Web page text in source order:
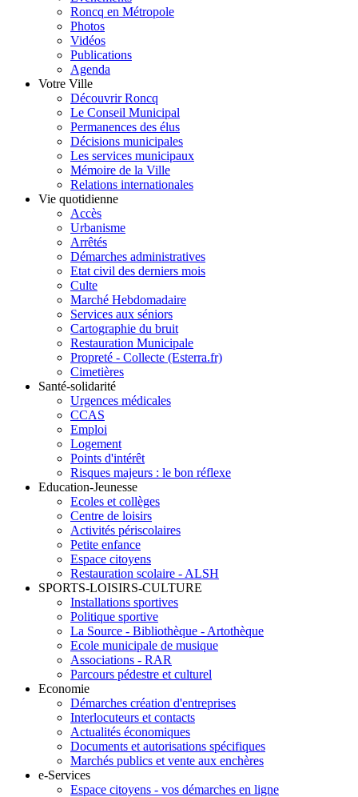
Roncq en Métropole
Photos
Vidéos
Publications
Agenda
Votre Ville
Découvrir Roncq
Le Conseil Municipal
Permanences des élus
Décisions municipales
Les services municipaux
Mémoire de la Ville
Relations internationales
Vie quotidienne
Accès
Urbanisme
Arrêtés
Démarches administratives
Etat civil des derniers mois
Culte
Marché Hebdomadaire
Services aux séniors
Cartographie du bruit
Restauration Municipale
Propreté - Collecte (Esterra.fr)
Cimetières
Santé-solidarité
Urgences médicales
CCAS
Emploi
Logement
Points d'intérêt
Risques majeurs : le bon réflexe
Education-Jeunesse
Ecoles et collèges
Centre de loisirs
Activités périscolaires
Petite enfance
Espace citoyens
Restauration scolaire - ALSH
SPORTS-LOISIRS-CULTURE
Installations sportives
Politique sportive
La Source - Bibliothèque - Artothèque
Ecole municipale de musique
Associations - RAR
Parcours pédestre et culturel
Economie
Démarches création d'entreprises
Interlocuteurs et contacts
Actualités économiques
Documents et autorisations spécifiques
Marchés publics et vente aux enchères
e-Services
Espace citoyens - vos démarches en ligne